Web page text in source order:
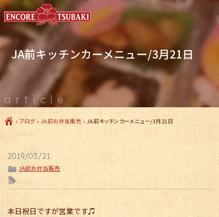
article
JA前キッチンカーメニュー/3月21日
Ç›ブログ›JA前お弁当販売›JA前キッチンカーメニュー/3月21日
2019/03/21
ë JA前お弁当販売
l
本日祝日ですが営業です♫